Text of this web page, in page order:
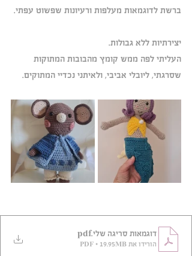
ברשת לדוגמאות מעלפות ורעיונות שפשוט עפתי.
יצירתיות ללא גבולות.
העליתי לפה ממש קומץ מהבובות המתוקות
שסרגתי, ליובלי אביבי, ולאיתני נכדיי המתוקים.
דוגמאות סריגה שלי.pdf
הורידו את PDF • 19.95MB